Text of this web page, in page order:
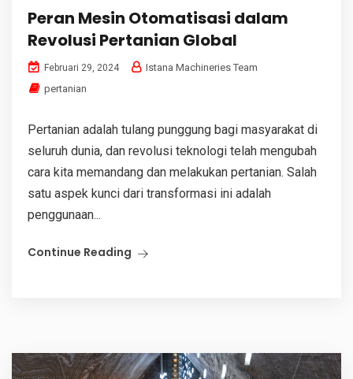
Peran Mesin Otomatisasi dalam
Revolusi Pertanian Global
Februari 29, 2024
Istana Machineries Team
pertanian
Pertanian adalah tulang punggung bagi masyarakat di
seluruh dunia, dan revolusi teknologi telah mengubah
cara kita memandang dan melakukan pertanian. Salah
satu aspek kunci dari transformasi ini adalah
penggunaan...
Continue Reading